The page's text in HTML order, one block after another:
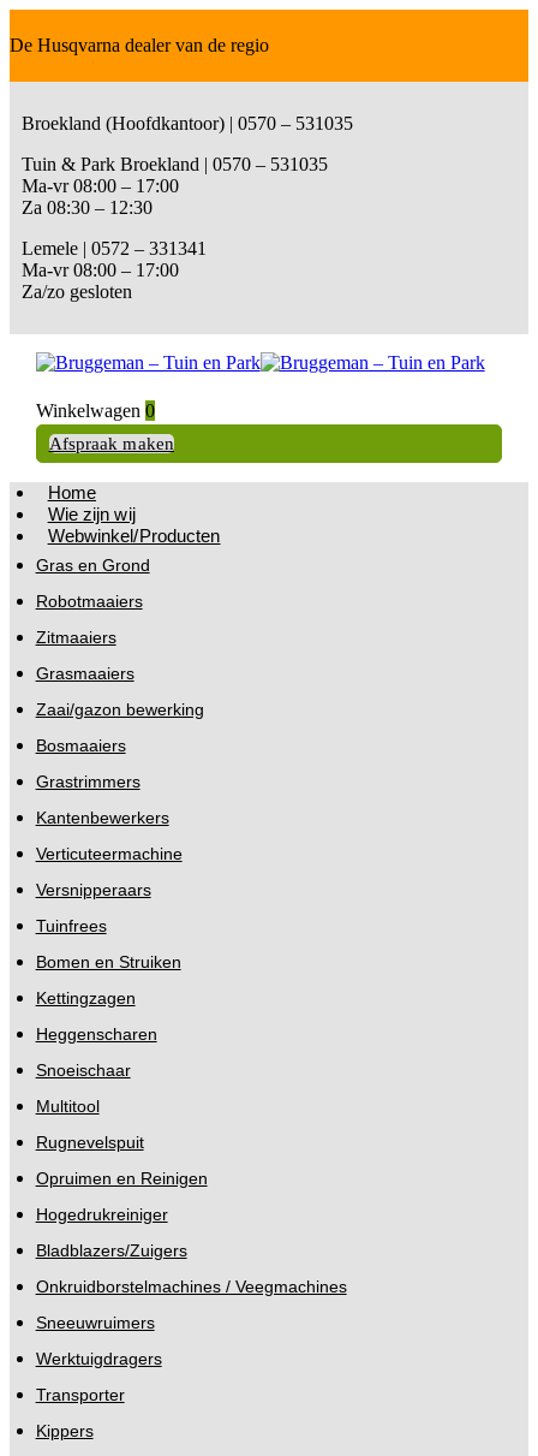
De Husqvarna dealer van de regio
Broekland (Hoofdkantoor) | 0570 – 531035
Tuin & Park Broekland | 0570 – 531035
Ma-vr 08:00 – 17:00
Za 08:30 – 12:30
Lemele | 0572 – 331341
Ma-vr 08:00 – 17:00
Za/zo gesloten
Winkelwagen 0
Afspraak maken
Home
Wie zijn wij
Webwinkel/Producten
Gras en Grond
Robotmaaiers
Zitmaaiers
Grasmaaiers
Zaai/gazon bewerking
Bosmaaiers
Grastrimmers
Kantenbewerkers
Verticuteermachine
Versnipperaars
Tuinfrees
Bomen en Struiken
Kettingzagen
Heggenscharen
Snoeischaar
Multitool
Rugnevelspuit
Opruimen en Reinigen
Hogedrukreiniger
Bladblazers/Zuigers
Onkruidborstelmachines / Veegmachines
Sneeuwruimers
Werktuigdragers
Transporter
Kippers